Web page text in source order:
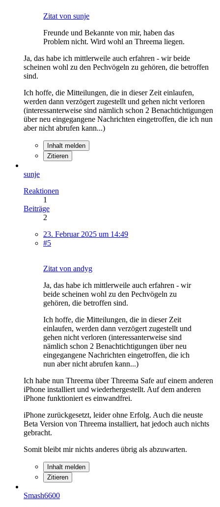
Zitat von sunje
Freunde und Bekannte von mir, haben das
Problem nicht. Wird wohl an Threema liegen.
Ja, das habe ich mittlerweile auch erfahren - wir beide
scheinen wohl zu den Pechvögeln zu gehören, die betroffen
sind.
Ich hoffe, die Mitteilungen, die in dieser Zeit einlaufen,
werden dann verzögert zugestellt und gehen nicht verloren
(interessanterweise sind nämlich schon 2 Benachtichtigungen
über neu eingegangene Nachrichten eingetroffen, die ich nun
aber nicht abrufen kann...)
Inhalt melden
Zitieren
sunje
Reaktionen
1
Beiträge
2
23. Februar 2025 um 14:49
#5
Zitat von andyg
Ja, das habe ich mittlerweile auch erfahren - wir
beide scheinen wohl zu den Pechvögeln zu
gehören, die betroffen sind.
Ich hoffe, die Mitteilungen, die in dieser Zeit
einlaufen, werden dann verzögert zugestellt und
gehen nicht verloren (interessanterweise sind
nämlich schon 2 Benachtichtigungen über neu
eingegangene Nachrichten eingetroffen, die ich
nun aber nicht abrufen kann...)
Ich habe nun Threema über Threema Safe auf einem anderen
iPhone installiert und wiederhergestellt. Auf dem anderen
iPhone funktioniert es einwandfrei.
iPhone zurückgesetzt, leider ohne Erfolg. Auch die neuste
Beta Version von Threema installiert, hat jedoch auch nichts
gebracht.
Somit bleibt mir nichts anderes übrig als abzuwarten.
Inhalt melden
Zitieren
Smash6600